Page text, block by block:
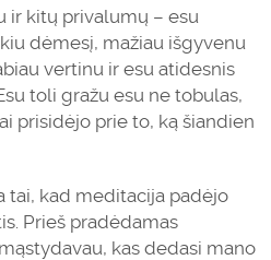
ir kitų privalumų – esu
dėmesį, mažiau išgyvenu
vertinu ir esu atidesnis
toli gražu esu ne tobulas,
prisidėjo prie to, ką šiandien
tai, kad meditacija padėjo
Prieš pradėdamas
kas dedasi mano